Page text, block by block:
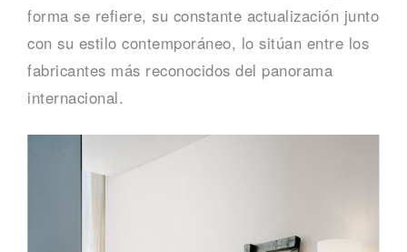
forma se refiere, su constante actualización junto
con su estilo contemporáneo, lo sitúan entre los
fabricantes más reconocidos del panorama
internacional.